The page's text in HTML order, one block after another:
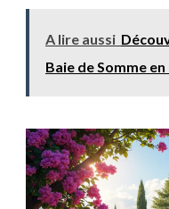
A lire aussi
Baie de Somme en